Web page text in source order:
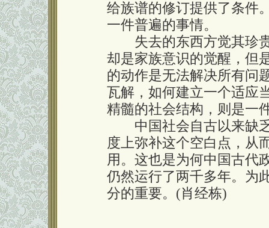
给族谱的修订提供了条件
一件普遍的事情。
失去的东西方觉其珍贵
却是家族意识的觉醒，但
的动作是无法解决所有问
瓦解，如何建立一个适应
精髓的社会结构，则是一
中国社会自古以来缺乏
度上弥补这个空白点，从
用。这也是为何中国古代
仍然运行了两千多年。为
分的重要。(肖经栋)